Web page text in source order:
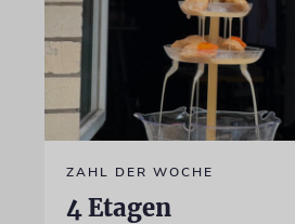
ZAHL DER WOCHE
4 Etagen